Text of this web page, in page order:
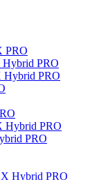
PRO
PRO
Hybrid PRO
Hybrid PRO
PRO
Hybrid PRO